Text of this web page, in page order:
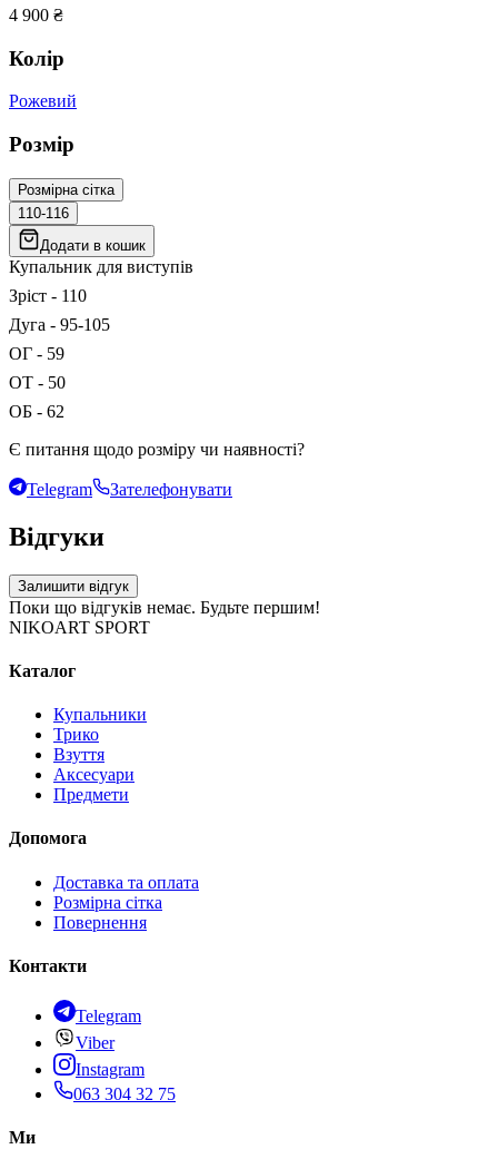
4 900 ₴
Колір
Рожевий
Розмір
Розмірна сітка
110-116
Додати в кошик
Купальник для виступів
Зріст - 110
Дуга - 95-105
ОГ - 59
ОТ - 50
ОБ - 62
Є питання щодо розміру чи наявності?
Telegram Зателефонувати
Відгуки
Залишити відгук
Поки що відгуків немає. Будьте першим!
NIKOART SPORT
Каталог
Купальники
Трико
Взуття
Аксесуари
Предмети
Допомога
Доставка та оплата
Розмірна сітка
Повернення
Контакти
Telegram
Viber
Instagram
063 304 32 75
Ми